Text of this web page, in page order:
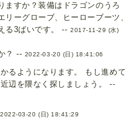
ますか？装備はドラゴンのうろ
ーグローブ、ヒーローブーツ、
る3ばいです。 --2017-11-29 (水)
？ -- 2022-03-20 (日) 18:41:06
るようになります。 もし進めて
辺を隈なく探しましょう。 --
2022-03-20 (日) 18:41:29